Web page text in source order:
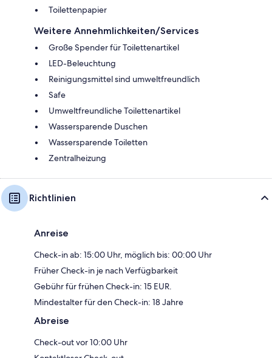
Toilettenpapier
Weitere Annehmlichkeiten/Services
Große Spender für Toilettenartikel
LED-Beleuchtung
Reinigungsmittel sind umweltfreundlich
Safe
Umweltfreundliche Toilettenartikel
Wassersparende Duschen
Wassersparende Toiletten
Zentralheizung
Richtlinien
Anreise
Check-in ab: 15:00 Uhr, möglich bis: 00:00 Uhr
Früher Check-in je nach Verfügbarkeit
Gebühr für frühen Check-in: 15 EUR.
Mindestalter für den Check-in: 18 Jahre
Abreise
Check-out vor 10:00 Uhr